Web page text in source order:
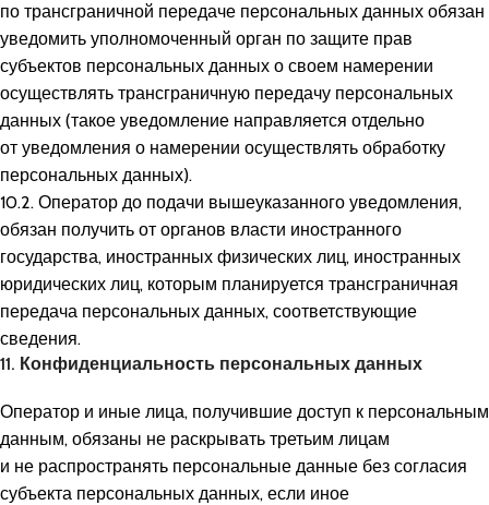
по трансграничной передаче персональных данных обязан
уведомить уполномоченный орган по защите прав
субъектов персональных данных о своем намерении
осуществлять трансграничную передачу персональных
данных (такое уведомление направляется отдельно
от уведомления о намерении осуществлять обработку
персональных данных).
10.2. Оператор до подачи вышеуказанного уведомления,
обязан получить от органов власти иностранного
государства, иностранных физических лиц, иностранных
юридических лиц, которым планируется трансграничная
передача персональных данных, соответствующие
сведения.
11. Конфиденциальность персональных данных
Оператор и иные лица, получившие доступ к персональным
данным, обязаны не раскрывать третьим лицам
и не распространять персональные данные без согласия
субъекта персональных данных, если иное